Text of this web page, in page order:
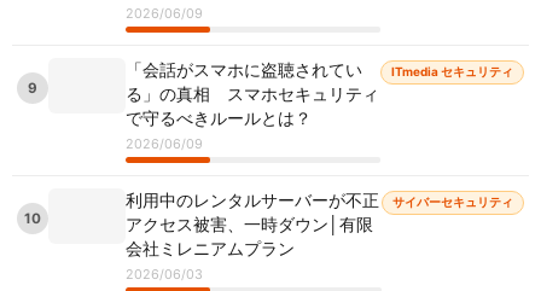
2026/06/09
9
「会話がスマホに盗聴されてい
る」の真相 スマホセキュリティ
で守るべきルールとは？
2026/06/09
ITmedia セキュリティ
10
利用中のレンタルサーバーが不正
アクセス被害、一時ダウン│有限
会社ミレニアムプラン
2026/06/03
サイバーセキュリティ